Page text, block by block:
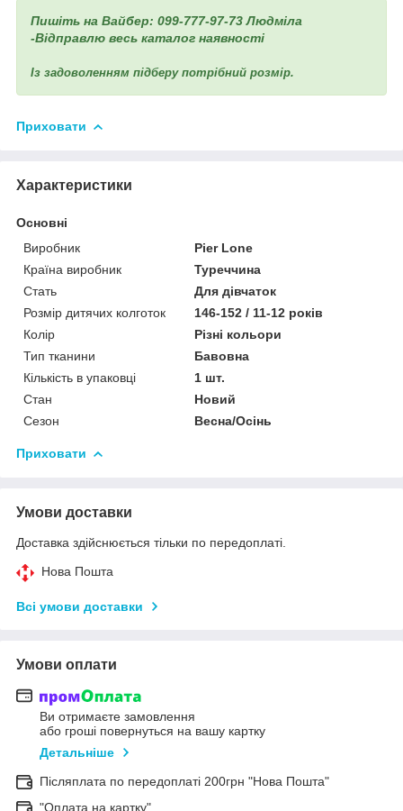
Пишіть на Вайбер: 099-777-97-73 Людміла
-Відправлю весь каталог наявності
Із задоволенням підберу потрібний розмір.
Приховати
Характеристики
Основні
Виробник
Pier Lone
Країна виробник
Туреччина
Стать
Для дівчаток
Розмір дитячих колготок
146-152 / 11-12 років
Колір
Різні кольори
Тип тканини
Бавовна
Кількість в упаковці
1 шт.
Стан
Новий
Сезон
Весна/Осінь
Приховати
Умови доставки
Доставка здійснюється тільки по передоплаті.
Нова Пошта
Всі умови доставки
Умови оплати
Ви отримаєте замовлення
або гроші повернуться на вашу картку
Детальніше
Післяплата по передоплаті 200грн "Нова Пошта"
"Оплата на картку"